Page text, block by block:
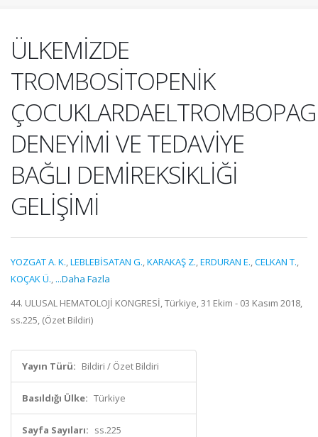
ÜLKEMİZDE
TROMBOSİTOPENİK
ÇOCUKLARDAELTROMBOPAG
DENEYİMİ VE TEDAVİYE
BAĞLI DEMİREKSİKLİĞİ
GELİŞİMİ
YOZGAT A. K.,LEBLEBİSATAN G.,KARAKAŞ Z.,ERDURAN E.,CELKAN T.,
KOÇAK Ü., ...Daha Fazla
44. ULUSAL HEMATOLOJİ KONGRESİ, Türkiye, 31 Ekim - 03 Kasım 2018,
ss.225, (Özet Bildiri)
Yayın Türü: Bildiri / Özet Bildiri
Basıldığı Ülke: Türkiye
Sayfa Sayıları: ss.225